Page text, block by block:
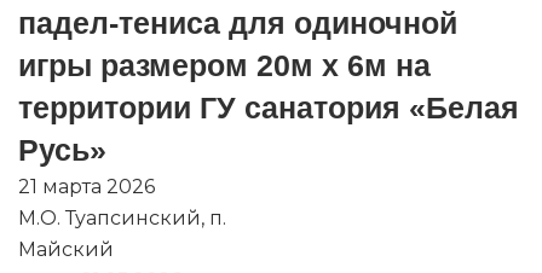
падел-тениса для одиночной
игры размером 20м х 6м на
территории ГУ санатория «Белая
Русь»
21 марта 2026
М.О. Туапсинский, п.
Майский